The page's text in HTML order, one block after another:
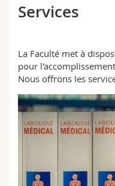
Recherche
Université
Formation continue
Droit
Sciences
Lettres et sciences
Sciences de
Futurs étudiants
Etudiants
Médias
Chercheurs
Ressources
Annuaire du
Plan d'accès
Bibliothèques
Services
La Faculté met à
pour
Nous offrons les